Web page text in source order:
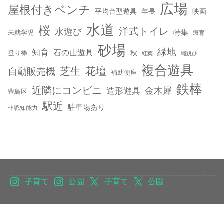
屋根付きベンチ 平均台型遊具 年長 広場 映画
未就学児 桜 水遊び 水道 洋式トイレ 特集 療育
登り棒 知育 石の山遊具 砂場 秋 紅葉 緑地 縄跳び
自動販売機 芝生 花壇 補助便座 複合遊具
豊島区 近隣にコンビニ 造形遊具 金木犀 鉄棒
非認知能力 駅近 駐車場あり
子育て 公園 子育て 公園